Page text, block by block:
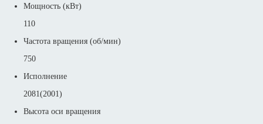
Мощность (кВт)
110
Частота вращения (об/мин)
750
Исполнение
2081(2001)
Высота оси вращения